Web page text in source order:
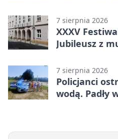
7 sierpnia 2026
XXXV
Jubileusz z
7 sierpnia 2026
Policjanci
wodą. Padły